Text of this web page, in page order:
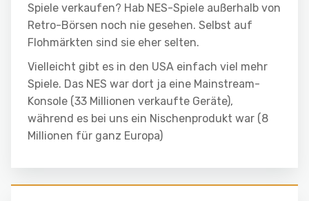
Spiele verkaufen? Hab NES-Spiele außerhalb von
Retro-Börsen noch nie gesehen. Selbst auf
Flohmärkten sind sie eher selten.
Vielleicht gibt es in den USA einfach viel mehr
Spiele. Das NES war dort ja eine Mainstream-
Konsole (33 Millionen verkaufte Geräte),
während es bei uns ein Nischenprodukt war (8
Millionen für ganz Europa)